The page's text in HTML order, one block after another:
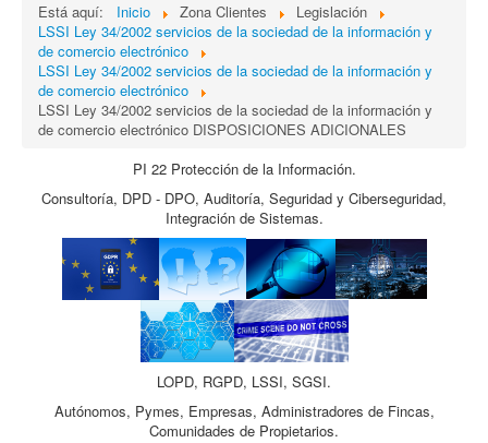
Está aquí: Inicio Zona Clientes
Legislación
LSSI Ley 34/2002 servicios de la sociedad de la información y
de comercio electrónico
LSSI Ley 34/2002 servicios de la sociedad de la información y
de comercio electrónico
LSSI Ley 34/2002 servicios de la sociedad de la información y
de comercio electrónico DISPOSICIONES ADICIONALES
PI 22 Protección de la Información.
Consultoría, DPD - DPO, Auditoría, Seguridad y Ciberseguridad,
Integración de Sistemas.
LOPD, RGPD, LSSI, SGSI.
Autónomos, Pymes, Empresas, Administradores de Fincas,
Comunidades de Propietarios.